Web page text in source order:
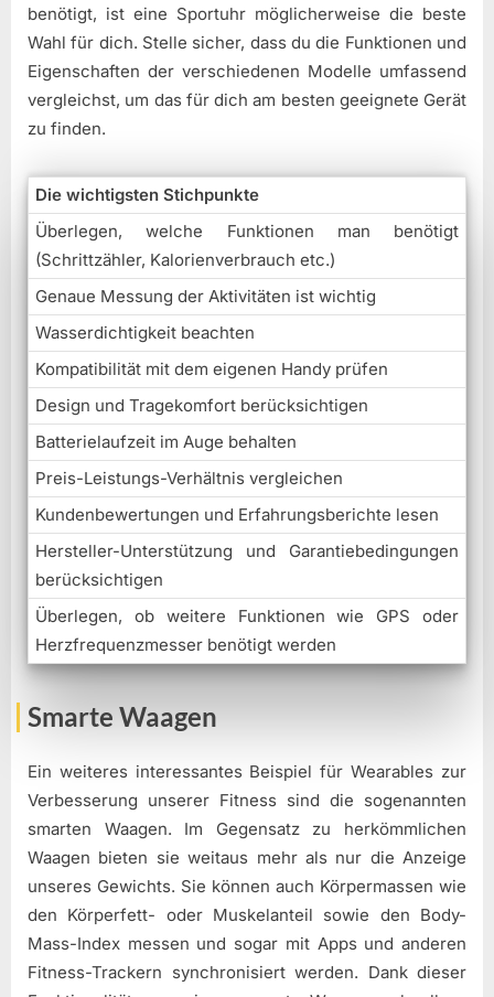
benötigt, ist eine Sportuhr möglicherweise die beste
Wahl für dich. Stelle sicher, dass du die Funktionen und
Eigenschaften der verschiedenen Modelle umfassend
vergleichst, um das für dich am besten geeignete Gerät
zu finden.
Die wichtigsten Stichpunkte
Überlegen, welche Funktionen man benötigt
(Schrittzähler, Kalorienverbrauch etc.)
Genaue Messung der Aktivitäten ist wichtig
Wasserdichtigkeit beachten
Kompatibilität mit dem eigenen Handy prüfen
Design und Tragekomfort berücksichtigen
Batterielaufzeit im Auge behalten
Preis-Leistungs-Verhältnis vergleichen
Kundenbewertungen und Erfahrungsberichte lesen
Hersteller-Unterstützung und Garantiebedingungen
berücksichtigen
Überlegen, ob weitere Funktionen wie GPS oder
Herzfrequenzmesser benötigt werden
Smarte Waagen
Ein weiteres interessantes Beispiel für Wearables zur
Verbesserung unserer Fitness sind die sogenannten
smarten Waagen. Im Gegensatz zu herkömmlichen
Waagen bieten sie weitaus mehr als nur die Anzeige
unseres Gewichts. Sie können auch Körpermassen wie
den Körperfett- oder Muskelanteil sowie den Body-
Mass-Index messen und sogar mit Apps und anderen
Fitness-Trackern synchronisiert werden. Dank dieser